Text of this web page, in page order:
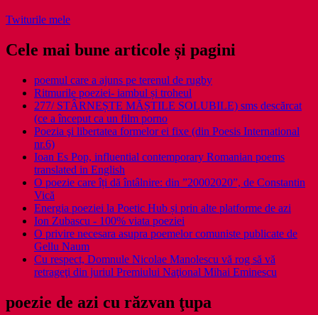
Twiturile mele
Cele mai bune articole și pagini
poemul care a ajuns pe terenul de rugby
Ritmurile poeziei- iambul și troheul
277/ STÂRNEȘTE MĂȘTILE SOLUBILE) sms descărcat
(ce a început ca un film porno
Poezia şi libertatea formelor ei fixe (din Poesis International
nr.6)
Ioan Es Pop, influential contemporary Romanian poems
translated in English
O poezie care îți dă întâlnire: din ”20002020”, de Constantin
Vică
Energia poeziei la Poetic Hub și prin alte platforme de azi
Ion Zubascu - 100% viata poeziei
O privire necesara asupra poemelor comuniste publicate de
Gellu Naum
Cu respect, Domnule Nicolae Manolescu vă rog să vă
retrageţi din juriul Premiului Naţional Mihai Eminescu
poezie de azi cu răzvan ţupa